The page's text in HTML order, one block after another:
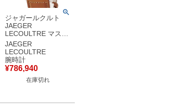
ジャガールクルト
JAEGER
LECOULTRE マスタ
ー コントロール デイ
ト Q4018420
830.8.A0.S シルバー
青秒針 メンズ 腕時計
自動巻き シルバー
【中古】
JAEGER
LECOULTRE
腕時計
¥786,940
在庫切れ